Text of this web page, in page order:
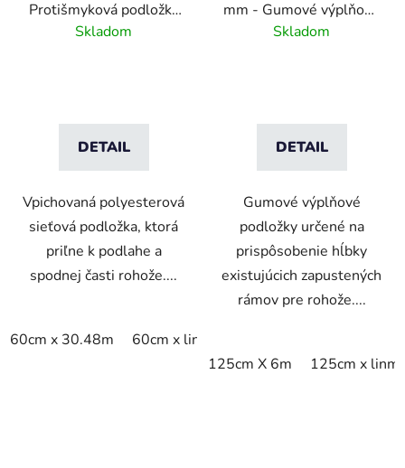
Protišmyková podložka
pod rohože
Skladom
DETAIL
Vpichovaná polyesterová
sieťová podložka, ktorá
priľne k podlahe a
spodnej časti rohože....
60cm x 30.48m 60cm x linm
mm - Gumové výplňové
podložky na úpravu
Skladom
DETAIL
Gumové výplňové
podložky určené na
prispôsobenie hĺbky
existujúcich zapustených
rámov pre rohože....
125cm X 6m 125cm x linm